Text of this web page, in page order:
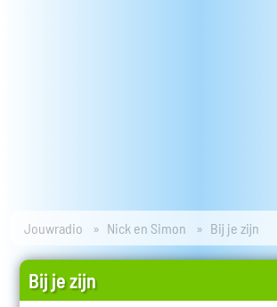
Jouwradio Nick en Simon Bij je zijn
Bij je zijn